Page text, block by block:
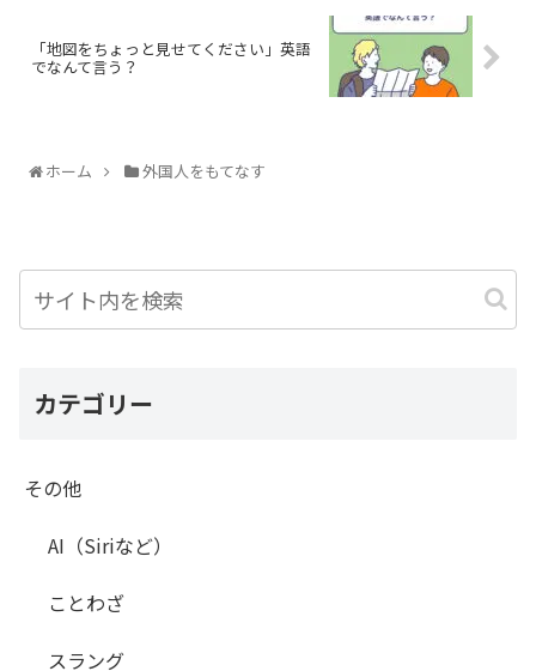
「地図をちょっと見せてください」英語
でなんて言う？
ホーム 外国人をもてなす
カテゴリー
その他
AI（Siriなど）
ことわざ
スラング